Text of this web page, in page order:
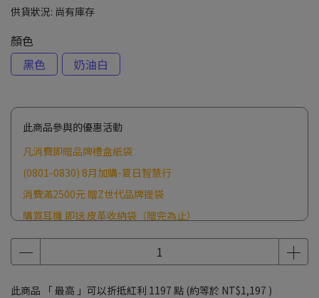
供貨狀況: 尚有庫存
顏色
黑色
奶油白
此商品參與的優惠活動
凡消費即贈品牌禮盒紙袋
(0801-0830) 8月加購-夏日智慧行
消費滿2500元 贈Z世代品牌提袋
購買耳機 即送 皮革收納袋（贈完為止）
此商品 「 最高 」可以折抵紅利 1197 點 (約等於 NT$1,197 )